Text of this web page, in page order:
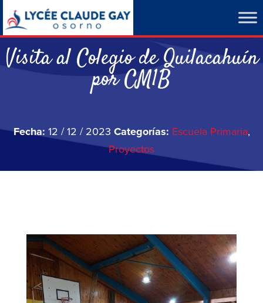
Visita al Colegio de Quilacahuín
por CM1B
Fecha: 12 / 12 / 2023 Categorías: Escuela Primaria,
Proyectos